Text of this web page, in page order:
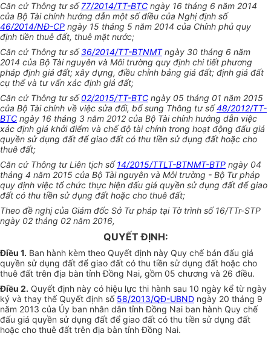
Căn cứ Thông tư số77/2014/TT-BTC ngày 16 tháng 6 năm 2014
của Bộ Tài chính hướng dẫn một số điều của Nghị định số
46/2014/NĐ-CP ngày 15 tháng 5 năm 2014 của Chính phủ quy
định tiền thuê đất, thuê mặt nước;
Căn cứ Thông tư số36/2014/TT-BTNMTngày 30 tháng 6 năm
2014 của Bộ Tài nguyên và Môi trường quy định chi tiết phương
pháp định giá đất; xây dựng, điều chỉnh bảng giá đất; định giá đất
cụ thể và tư vấn xác định giá đất;
Căn cứ Thông tư số02/2015/TT-BTC ngày 05 tháng 01 năm 2015
của Bộ Tài chính về việc sửa đổi, bổ sung Thông tư số48/2012/TT-
BTC ngày 16 tháng 3 năm 2012 của Bộ Tài chính hướng dẫn việc
xác định giá khởi điểm và chế độ tài chính trong hoạt động đấu giá
quyền sử dụng đất để giao đất có thu tiền sử dụng đất hoặc cho
thuê đất;
Căn cứ Thông tư Liên tịch số14/2015/TTLT-BTNMT-BTP ngày 04
tháng 4 năm 2015 của Bộ Tài nguyên và Môi trường - Bộ Tư pháp
quy định việc tổ chức thực hiện đấu giá quyền sử dụng đất để giao
đất có thu tiền sử dụng đất hoặc cho thuê đất;
Theo đề nghị của Giám đốc Sở Tư pháp tại Tờ trình số 16/TTr-STP
ngày 02 tháng 02 năm 2016,
QUYẾT ĐỊNH:
Điều 1. Ban hành kèm theo Quyết định này Quy chế bán đấu giá
quyền sử dụng đất để giao đất có thu tiền sử dụng đất hoặc cho
thuê đất trên địa bàn tỉnh Đồng Nai, gồm 05 chương và 26 điều.
Điều 2. Quyết định này có hiệu lực thi hành sau 10 ngày kể từ ngày
ký và thay thế Quyết định số 58/2013/QĐ-UBND ngày 20 tháng 9
năm 2013 của Ủy ban nhân dân tỉnh Đồng Nai ban hành Quy chế
đấu giá quyền sử dụng đất để giao đất có thu tiền sử dụng đất
hoặc cho thuê đất trên địa bàn tỉnh Đồng Nai.